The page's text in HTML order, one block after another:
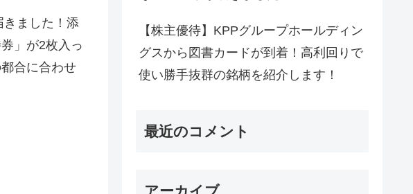
ました！添
」が2枚入っ
合に合わせ
【株主優待】KPPグループホールディン
グスから図書カードが到着！高利回りで
使い勝手抜群の銘柄を紹介します！
最近のコメント